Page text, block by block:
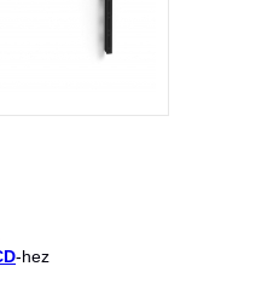
-hez